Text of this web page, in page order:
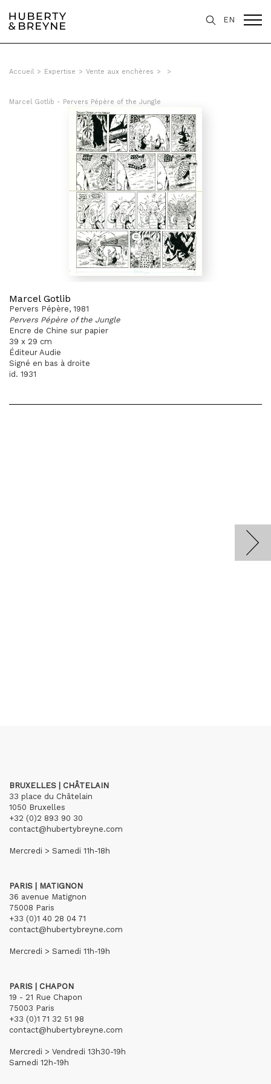
EN
Accueil > Expertise > Vente aux enchères > >
Marcel Gotlib - Pervers Pépère of the Jungle
Marcel Gotlib
Pervers Pépère, 1981
Pervers Pépère of the Jungle
Encre de Chine sur papier
39 x 29 cm
Éditeur Audie
Signé en bas à droite
id. 1931
BRUXELLES | CHÂTELAIN
33 place du Châtelain
1050 Bruxelles
+32 (0)2 893 90 30
contact@hubertybreyne.com
Mercredi > Samedi 11h-18h
PARIS | MATIGNON
36 avenue Matignon
75008 Paris
+33 (0)1 40 28 04 71
contact@hubertybreyne.com
Mercredi > Samedi 11h-19h
PARIS | CHAPON
19 - 21 Rue Chapon
75003 Paris
+33 (0)1 71 32 51 98
contact@hubertybreyne.com
Mercredi > Vendredi 13h30-19h
Samedi 12h-19h